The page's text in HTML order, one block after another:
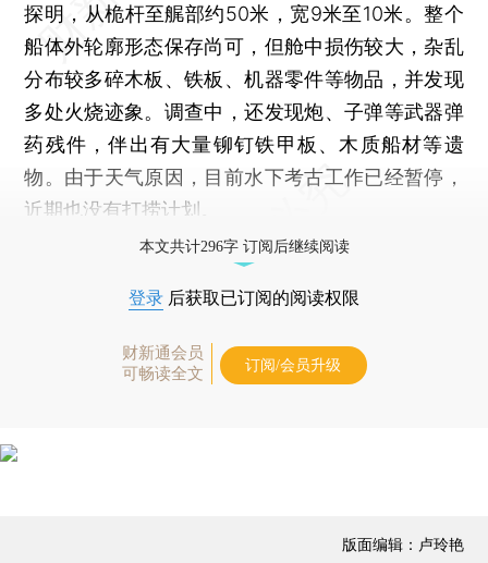
探明，从桅杆至艉部约50米，宽9米至10米。整个
船体外轮廓形态保存尚可，但舱中损伤较大，杂乱
分布较多碎木板、铁板、机器零件等物品，并发现
多处火烧迹象。调查中，还发现炮、子弹等武器弹
药残件，伴出有大量铆钉铁甲板、木质船材等遗
物。由于天气原因，目前水下考古工作已经暂停，
近期也没有打捞计划。
本文共计296字 订阅后继续阅读
登录 后获取已订阅的阅读权限
财新通会员
可畅读全文
订阅/会员升级
版面编辑：卢玲艳